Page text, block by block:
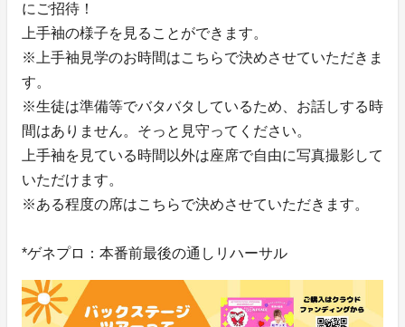
にご招待！
上手袖の様子を見ることができます。
※上手袖見学のお時間はこちらで決めさせていただきま
す。
※生徒は準備等でバタバタしているため、お話しする時
間はありません。そっと見守ってください。
上手袖を見ている時間以外は座席で自由に写真撮影して
いただけます。
※ある程度の席はこちらで決めさせていただきます。
*ゲネプロ：本番前最後の通しリハーサル